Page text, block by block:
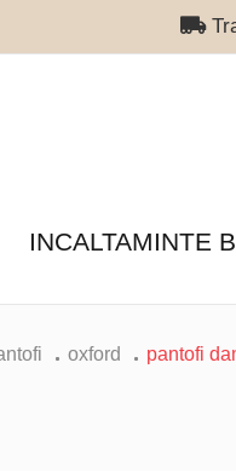
INCALTAMINTE
oxford pantofi